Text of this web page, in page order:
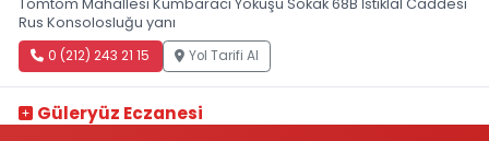
Rus Konsolosluğu yanı
0 (212) 243 21 15 Yol Tarifi Al
Güleryüz Eczanesi